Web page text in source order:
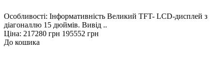
Особливості: Інформативність Великий TFT- LCD-дисплей з
діагоналлю 15 дюймів. Вивід ..
Ціна: 217280 грн 195552 грн
До кошика